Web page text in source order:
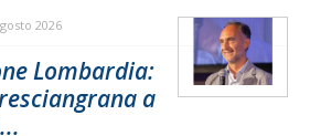
2026
Lombardia:
a